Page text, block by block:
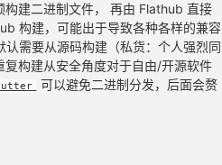
构建二进制文件， 再由 Flathub 直接
构建，可能出于导致各种各样的兼容
需要从源码构建（私货：个人强烈同
复构建从安全角度对于自由/开源软件
可以避免二进制分发，后面会赘